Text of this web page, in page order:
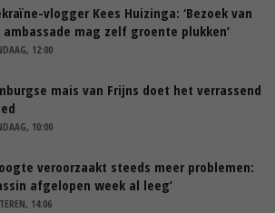
vlogger Kees Huizinga: ‘Bezoek van
ambassade mag zelf groente plukken’
12:00
mais van Frijns doet het verrassend
10:00
veroorzaakt steeds meer problemen:
afgelopen week al leeg’
14:06